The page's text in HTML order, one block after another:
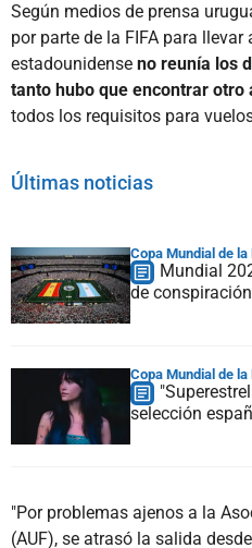
Según medios de prensa
por parte de la FIFA para llevar
estadounidense no reunía los
tanto hubo que encontrar otro
todos los requisitos para
Últimas noticias
Copa Mundial de la
Mundial
de
Copa Mundial de la
selección
"Por problemas ajenos a la
(AUF), se atrasó la salida